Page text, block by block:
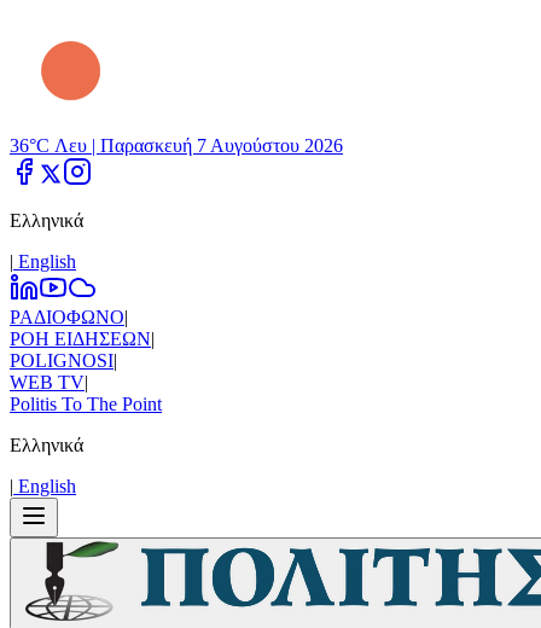
36°C Λευ | Παρασκευή 7 Αυγούστου 2026
Ελληνικά
| Εnglish
ΡΑΔΙΟΦΩΝΟ|
ΡΟΗ ΕΙΔΗΣΕΩΝ|
POLIGNOSI|
WEB TV|
Politis To The Point
Ελληνικά
| Εnglish